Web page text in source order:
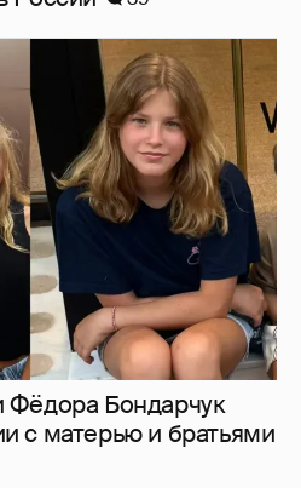
Бондарчук
с матерью и братьями